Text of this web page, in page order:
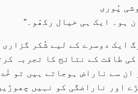
خُوشی پُوری
ہو۔ ایک ہی خیال رکھّو۔”
ایک دوسرے کے لیے شُکر
طاقت کے نتائج کا تجربہ
سے ناراض ہوجاتے ہیں تو
اور ناراضگی کو نہیں